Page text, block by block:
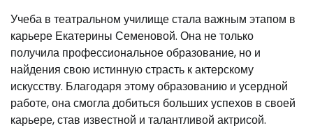
Учеба в театральном училище стала важным этапом в
карьере Екатерины Семеновой. Она не только
получила профессиональное образование, но и
найдения свою истинную страсть к актерскому
искусству. Благодаря этому образованию и усердной
работе, она смогла добиться больших успехов в своей
карьере, став известной и талантливой актрисой.